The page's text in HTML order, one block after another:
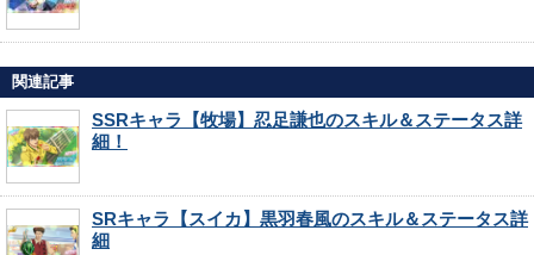
関連記事
SSRキャラ【牧場】忍足謙也のスキル＆ステータス詳
細！
SRキャラ【スイカ】黒羽春風のスキル＆ステータス詳
細